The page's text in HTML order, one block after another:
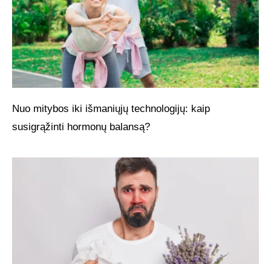
Nuo mitybos iki išmaniųjų technologijų: kaip
susigrąžinti hormonų balansą?